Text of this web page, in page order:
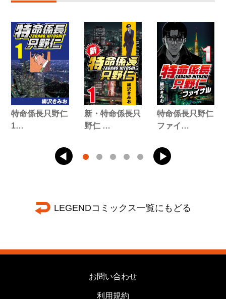
特命係長只野仁
1…
新・特命係長只
野仁 …
特命係長只野仁
ファイ…
LEGENDコミックス一覧にもどる
お問い合わせ
利用規約